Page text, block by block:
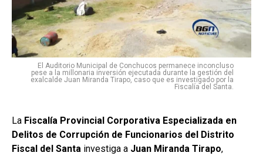
El Auditorio Municipal de Conchucos permanece inconcluso
pese a la millonaria inversión ejecutada durante la gestión del
exalcalde Juan Miranda Tirapo, caso que es investigado por la
Fiscalía del Santa.
La Fiscalía Provincial Corporativa Especializada en
Delitos de Corrupción de Funcionarios del Distrito
Fiscal del Santa investiga a Juan Miranda Tirapo,